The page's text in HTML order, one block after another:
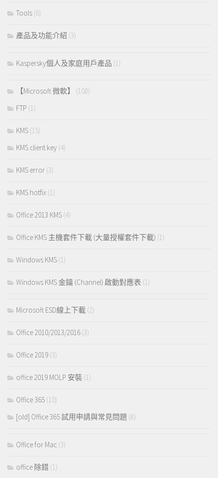
Tools (6)
產品及功能介紹 (3)
Kaspersky個人及家庭用戶產品 (1)
【Microsoft 微軟】
(108)
FTP (1)
KMS (15)
KMS client key (4)
KMS error (3)
KMS hotfix (1)
Office 2013 KMS (4)
Office KMS 主機套件下載 (大量授權套件下載) (1)
Windows KMS (1)
Windows KMS 金鑰 (Channel) 啟動對應表 (1)
Microsoft ESD線上下載 (2)
Office 2010/2013/2016 (3)
Office 2019 (3)
office 2019 MOLP 安裝 (1)
Office 365 (10)
[old] Office 365 試用申請與常見問題 (8)
Office for Mac (3)
office 除錯 (1)